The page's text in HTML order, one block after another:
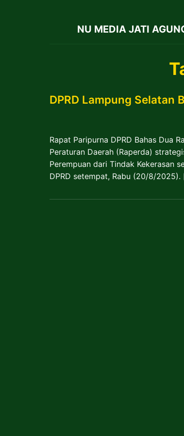
NU MEDIA JATI
DPRD Lampung Selatan
Rapat Paripurna DPRD Bahas Dua
Peraturan Daerah (Raperda)
Perempuan dari Tindak Kekerasan
DPRD setempat, Rabu (20/8/